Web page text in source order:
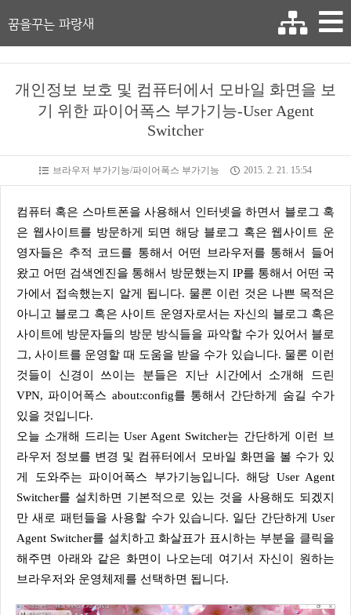
꿈을꾸는 파랑새
개인정보 보호 및 컴퓨터에서 모바일 화면을 보
기 위한 파이어폭스 부가기능-User Agent
Switcher
브라우저 부가기능/파이어폭스 부가기능 2015. 2. 21. 15:54
컴퓨터 혹은 스마트폰을 사용해서 인터넷을 하면서 블로그 혹
은 웹사이트를 방문하게 되면 해당 블로그 혹은 웹사이트 운
영자들은 추적 코드를 통해서 어떤 브라우저를 통해서 들어
왔고 어떤 검색엔진을 통해서 방문했는지 IP를 통해서 어떤 국
가에서 접속했는지 알게 됩니다. 물론 이런 것은 나쁜 목적은
아니고 블로그 혹은 사이트 운영자로서는 자신의 블로그 혹은
사이트에 방문자들의 방문 방식들을 파악할 수가 있어서 블로
그, 사이트를 운영할 때 도움을 받을 수가 있습니다. 물론 이런
것들이 신경이 쓰이는 분들은 지난 시간에서 소개해 드린
VPN, 파이어폭스 about:config를 통해서 간단하게 숨길 수가
있을 것입니다.
오늘 소개해 드리는 User Agent Switcher는 간단하게 이런 브
라우저 정보를 변경 및 컴퓨터에서 모바일 화면을 볼 수가 있
게 도와주는 파이어폭스 부가기능입니다. 해당 User Agent
Switcher를 설치하면 기본적으로 있는 것을 사용해도 되겠지
만 새로 패턴들을 사용할 수가 있습니다. 일단 간단하게 User
Agent Switcher를 설치하고 화살표가 표시하는 부분을 클릭을
해주면 아래와 같은 화면이 나오는데 여기서 자신이 원하는
브라우저와 운영체제를 선택하면 됩니다.